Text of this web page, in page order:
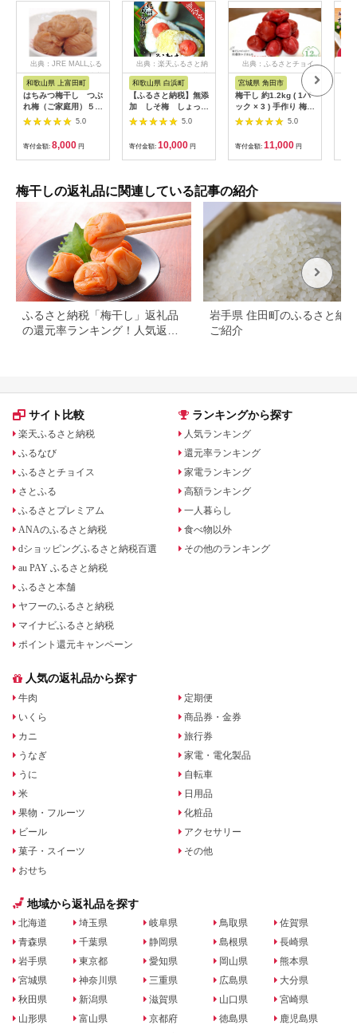
出典：JRE MALLふる
さと納税
和歌山県 上富田町
はちみつ梅干し つぶ
れ梅（ご家庭用）５０
０ｇ《紀州南高梅》
5.0
寄付金額: 8,000 円
出典：楽天ふるさと納
税
和歌山県 白浜町
【ふるさと納税】無添
加 しそ梅 しょっぱ
い（食べごろLサイズ
800g）紀州南高梅
【梅農家手づくり梅
干】 | 和歌山県 白浜
町 和歌山 取り寄せ お
り寄せグルメ ご当地
グルメ 梅 うめ ウメ
梅干 梅干し 漬け物 漬
物 紀州
5.0
寄付金額: 10,000 円
出典：ふるさとチョイ
宮城県 角田市
梅干し 約1.2kg ( 1パ
ック × 3 ) 手作り 梅干
うめぼし うめ干し 塩
分 すっぱい 熱中症対
策 お試し お取り寄せ
国産 人気 おすすめ 宮
城 家庭用
5.0
寄付金額: 11,000 円
梅干しの返礼品に関連している記事の紹介
ふるさと納税「梅干し」返礼品
の還元率ランキング！人気返礼
岩手県 住田町のふるさと納
ご紹介
サイト比較
楽天ふるさと納税
ふるなび
ふるさとチョイス
さとふる
ふるさとプレミアム
ANAのふるさと納税
dショッピングふるさと納税百選
au PAY ふるさと納税
ふるさと本舗
ヤフーのふるさと納税
マイナビふるさと納税
ポイント還元キャンペーン
ランキングから探す
人気ランキング
還元率ランキング
家電ランキング
高額ランキング
一人暮らし
食べ物以外
その他のランキング
人気の返礼品から探す
牛肉
いくら
カニ
うなぎ
うに
米
果物・フルーツ
ビール
菓子・スイーツ
おせち
定期便
商品券・金券
旅行券
家電・電化製品
自転車
日用品
化粧品
アクセサリー
その他
地域から返礼品を探す
北海道
青森県
岩手県
宮城県
秋田県
山形県
埼玉県
千葉県
東京都
神奈川県
新潟県
富山県
岐阜県
静岡県
愛知県
三重県
滋賀県
京都府
鳥取県
島根県
岡山県
広島県
山口県
徳島県
佐賀県
長崎県
熊本県
大分県
宮崎県
鹿児島県